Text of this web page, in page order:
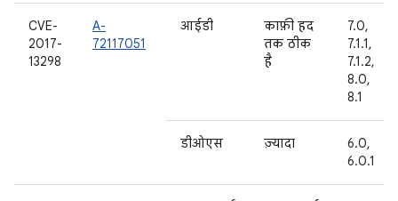
CVE-
2017-
13298
A-
72117051
आईडी
काफ़ी हद
तक ठीक
है
7.0,
7.1.1,
7.1.2,
8.0,
8.1
डीओएस ज़्यादा
6.0,
6.0.1